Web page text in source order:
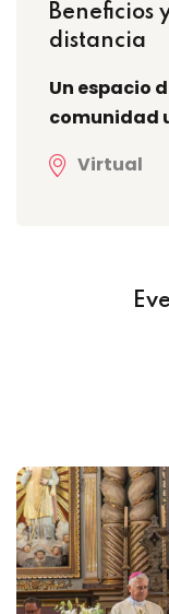
Beneficios
distancia
Un espacio
comunidad
Virtual